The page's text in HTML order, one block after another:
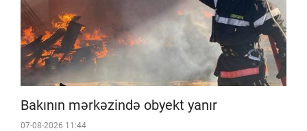
Bakının mərkəzində obyekt yanır
07-08-2026 11:44